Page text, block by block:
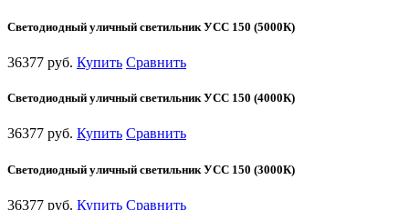
Светодиодный уличный светильник УСС 150 (5000К)
36377 руб. Купить Сравнить
Светодиодный уличный светильник УСС 150 (4000К)
36377 руб. Купить Сравнить
Светодиодный уличный светильник УСС 150 (3000К)
36377 руб. Купить Сравнить